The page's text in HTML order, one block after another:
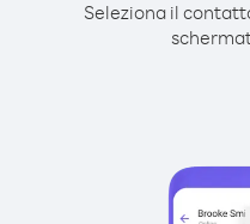
Seleziona il